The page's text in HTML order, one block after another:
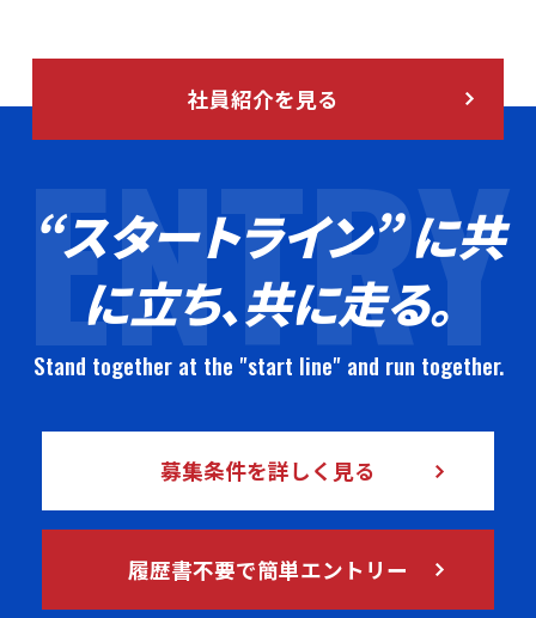
社員紹介を見る
“スタートライン” に共
に立ち、共に走る。
Stand together at the "start line" and run together.
ENTRY
募集条件を詳しく見る
履歴書不要で簡単エントリー